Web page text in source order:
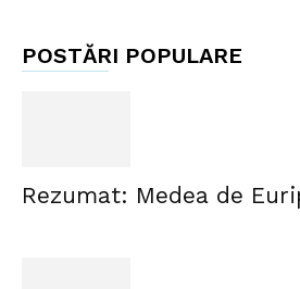
POSTĂRI POPULARE
Rezumat: Medea de